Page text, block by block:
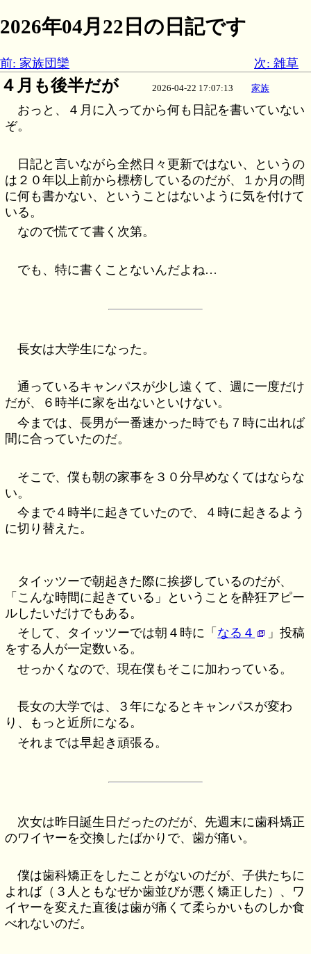
2026年04月22日の日記です
前: 家族団欒 次: 雑草
４月も後半だが 2026-04-22 17:07:13 家族
おっと、４月に入ってから何も日記を書いていない
ぞ。
日記と言いながら全然日々更新ではない、というの
は２０年以上前から標榜しているのだが、１か月の間
に何も書かない、ということはないように気を付けて
いる。
なので慌てて書く次第。
でも、特に書くことないんだよね…
長女は大学生になった。
通っているキャンパスが少し遠くて、週に一度だけ
だが、６時半に家を出ないといけない。
今までは、長男が一番速かった時でも７時に出れば
間に合っていたのだ。
そこで、僕も朝の家事を３０分早めなくてはならな
い。
今まで４時半に起きていたので、４時に起きるよう
に切り替えた。
タイッツーで朝起きた際に挨拶しているのだが、
「こんな時間に起きている」ということを酔狂アピー
ルしたいだけでもある。
そして、タイッツーでは朝４時に「 なる４
」投稿
をする人が一定数いる。
せっかくなので、現在僕もそこに加わっている。
長女の大学では、３年になるとキャンパスが変わ
り、もっと近所になる。
それまでは早起き頑張る。
次女は昨日誕生日だったのだが、先週末に歯科矯正
のワイヤーを交換したばかりで、歯が痛い。
僕は歯科矯正をしたことがないのだが、子供たちに
よれば（３人ともなぜか歯並びが悪く矯正した）、ワ
イヤーを変えた直後は歯が痛くて柔らかいものしか食
べれないのだ。